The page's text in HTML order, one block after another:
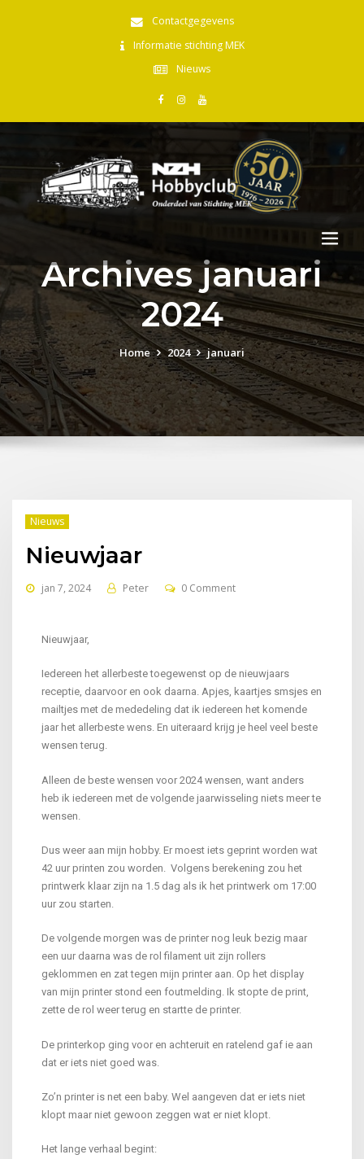
Contactgegevens
Informatie stichting MEK
Nieuws
Archives januari
2024
Home 2024 januari
Nieuws
Nieuwjaar
jan 7, 2024 Peter 0 Comment
Nieuwjaar,
Iedereen het allerbeste toegewenst op de nieuwjaars
receptie, daarvoor en ook daarna. Apjes, kaartjes smsjes en
mailtjes met de mededeling dat ik iedereen het komende
jaar het allerbeste wens. En uiteraard krijg je heel veel beste
wensen terug.
Alleen de beste wensen voor 2024 wensen, want anders
heb ik iedereen met de volgende jaarwisseling niets meer te
wensen.
Dus weer aan mijn hobby. Er moest iets geprint worden wat
42 uur printen zou worden. Volgens berekening zou het
printwerk klaar zijn na 1.5 dag als ik het printwerk om 17:00
uur zou starten.
De volgende morgen was de printer nog leuk bezig maar
een uur daarna was de rol filament uit zijn rollers
geklommen en zat tegen mijn printer aan. Op het display
van mijn printer stond een foutmelding. Ik stopte de print,
zette de rol weer terug en startte de printer.
De printerkop ging voor en achteruit en ratelend gaf ie aan
dat er iets niet goed was.
Zo’n printer is net een baby. Wel aangeven dat er iets niet
klopt maar niet gewoon zeggen wat er niet klopt.
Het lange verhaal begint: